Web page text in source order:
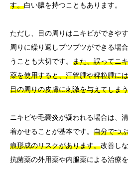
す。白い膿を持つこともあります。
ただし、目の周りはニキビができや
周りに繰り返しプツプツができる場
うことも大切です。 また、誤ってニ
薬を使用すると、汗管腫や稗粒腫に
目の周りの皮膚に刺激を与えてしま
ニキビや毛嚢炎が疑われる場合は、
着かせることが基本です。 自分でつ
痕形成のリスクがあります。改善し
抗菌薬の外用薬や内服薬による治療